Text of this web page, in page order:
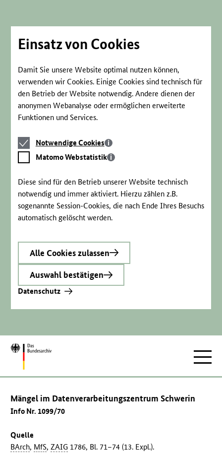
Einsatz von Cookies
Damit Sie unsere Website optimal nutzen können,
verwenden wir Cookies. Einige Cookies sind technisch für
den Betrieb der Website notwendig. Andere dienen der
anonymen Webanalyse oder ermöglichen erweiterte
Funktionen und Services.
Notwendige
Cookies
Notwendige Cookies
Matomo
Webstatistik
Matomo Webstatistik
Diese sind für den Betrieb unserer Website technisch
notwendig und immer aktiviert. Hierzu zählen z.B.
sogenannte Session-Cookies, die nach Ende Ihres Besuchs
automatisch gelöscht werden.
Alle Cookies zulassen
Auswahl bestätigen
Datenschutz
Zur
Mängel im Datenverarbeitungszentrum Schwerin
Info Nr. 1099/70
Quelle
BArch, MfS,ZAIG 1786, Bl. 71–74 (13. Expl.).